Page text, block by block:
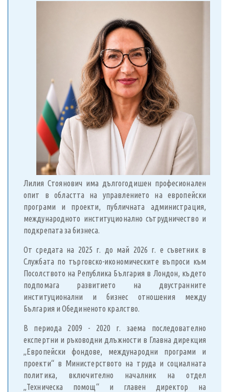
Лилия Стоянович има дългогодишен професионален
опит в областта на управлението на европейски
програми и проекти, публичната администрация,
международното институционално сътрудничество и
подкрепата за бизнеса.
От средата на 2025 г. до май 2026 г. е съветник в
Службата по търговско-икономическите въпроси към
Посолството на Република България в Лондон, където
подпомага развитието на двустранните
институционални и бизнес отношения между
България и Обединеното кралство.
В периода 2009 - 2020 г. заема последователно
експертни и ръководни длъжности в Главна дирекция
„Европейски фондове, международни програми и
проекти“ в Министерството на труда и социалната
политика, включително началник на отдел
„Техническа помощ“ и главен директор на